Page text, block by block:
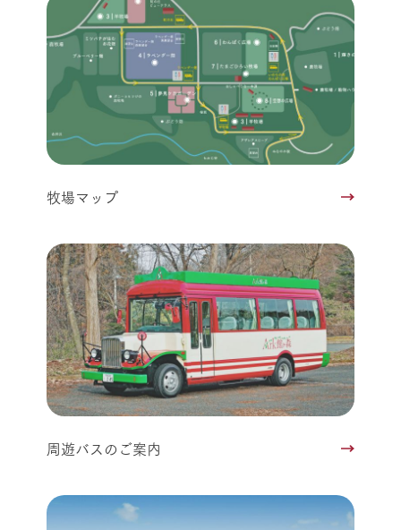
牧場マップ
周遊バスのご案内